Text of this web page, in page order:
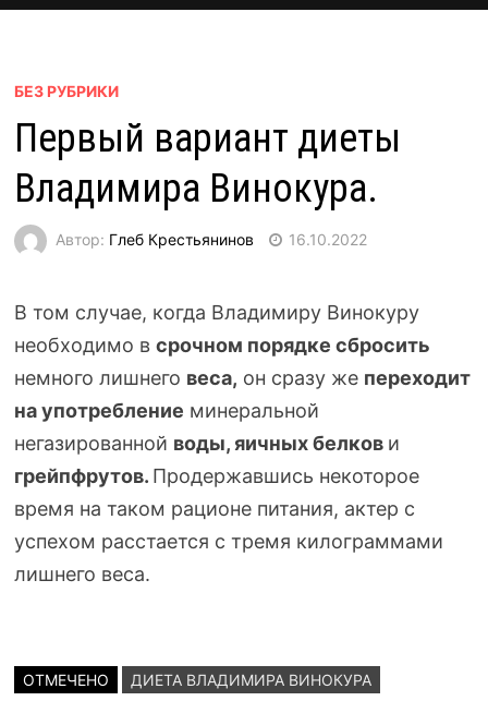
БЕЗ РУБРИКИ
Первый вариант диеты
Владимира Винокура.
Автор: Глеб Крестьянинов 16.10.2022
В том случае, когда Владимиру Винокуру
необходимо в срочном порядке сбросить
немного лишнего веса, он сразу же переходит
на употребление минеральной
негазированной воды, яичных белков и
грейпфрутов. Продержавшись некоторое
время на таком рационе питания, актер с
успехом расстается с тремя килограммами
лишнего веса.
ОТМЕЧЕНО ДИЕТА ВЛАДИМИРА ВИНОКУРА